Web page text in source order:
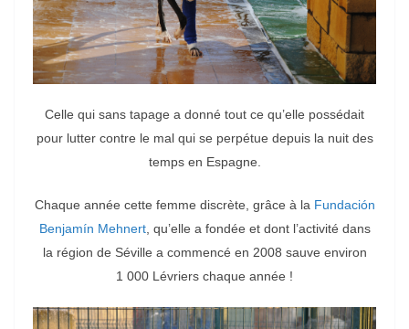
Celle qui sans tapage a donné tout ce qu’elle possédait
pour lutter contre le mal qui se perpétue depuis la nuit des
temps en Espagne.
Chaque année cette femme discrète, grâce à la Fundación
Benjamín Mehnert, qu’elle a fondée et dont l’activité dans
la région de Séville a commencé en 2008 sauve environ
1 000 Lévriers chaque année !